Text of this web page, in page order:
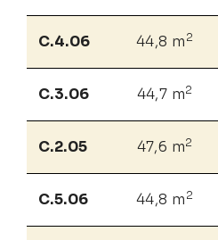
C.4.06 44,8 m 2
C.3.06 44,7 m2
C.2.05 47,6 m2
C.5.06 44,8 m 2